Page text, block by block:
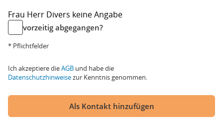
Frau Herr Divers keine Angabe
vorzeitig abgegangen?
* Pflichtfelder
Ich akzeptiere dieAGB und habe die
Datenschutzhinweisezur Kenntnis genommen.
Als Kontakt hinzufügen